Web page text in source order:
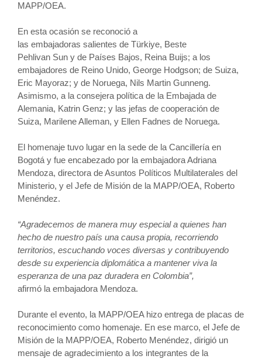
MAPP/OEA.
En esta ocasión se reconoció a
las embajadoras salientes de Türkiye, Beste
Pehlivan Sun y de Países Bajos, Reina Buijs; a los
embajadores de Reino Unido, George Hodgson; de Suiza,
Eric Mayoraz; y de Noruega, Nils Martin Gunneng.
Asimismo, a la consejera política de la Embajada de
Alemania, Katrin Genz; y las jefas de cooperación de
Suiza, Marilene Alleman, y Ellen Fadnes de Noruega.
El homenaje tuvo lugar en la sede de la Cancillería en
Bogotá y fue encabezado por la embajadora Adriana
Mendoza, directora de Asuntos Políticos Multilaterales del
Ministerio, y el Jefe de Misión de la MAPP/OEA, Roberto
Menéndez.
“Agradecemos de manera muy especial a quienes han
hecho de nuestro país una causa propia, recorriendo
territorios, escuchando voces diversas y contribuyendo
desde su experiencia diplomática a mantener viva la
esperanza de una paz duradera en Colombia”,
afirmó la embajadora Mendoza.
Durante el evento, la MAPP/OEA hizo entrega de placas de
reconocimiento como homenaje. En ese marco, e l Jefe de
Misión de la MAPP/OEA, Roberto Menéndez, dirigió un
mensaje de agradecimiento a los integrantes de la